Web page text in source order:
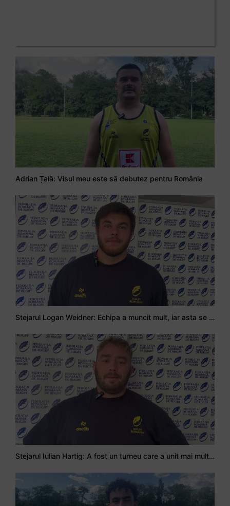
Adrian Țală: Visul meu este să debutez pentru România
Stejarul Logan Weidner: Echipa a muncit mult, iar asta se va vedea în meciurile de la Nations Cup
Stejarul Iulian Hartig: A fost un turneu care a unit mai mult echipa